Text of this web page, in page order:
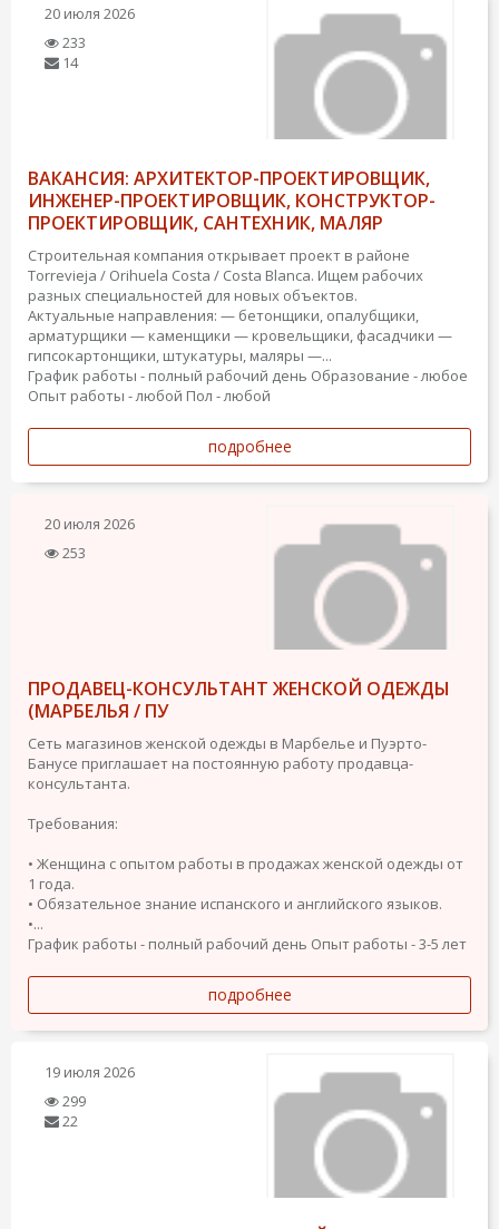
20 июля 2026
233
14
ВАКАНСИЯ: АРХИТЕКТОР-ПРОЕКТИРОВЩИК,
ИНЖЕНЕР-ПРОЕКТИРОВЩИК, КОНСТРУКТОР-
ПРОЕКТИРОВЩИК, САНТЕХНИК, МАЛЯР
Строительная компания открывает проект в районе
Torrevieja / Orihuela Costa / Costa Blanca. Ищем рабочих
разных специальностей для новых объектов.
Актуальные направления: — бетонщики, опалубщики,
арматурщики — каменщики — кровельщики, фасадчики —
гипсокартонщики, штукатуры, маляры —...
График работы - полный рабочий день Образование - любое
Опыт работы - любой Пол - любой
подробнее
20 июля 2026
253
ПРОДАВЕЦ-КОНСУЛЬТАНТ ЖЕНСКОЙ ОДЕЖДЫ
(МАРБЕЛЬЯ / ПУ
Сеть магазинов женской одежды в Марбелье и Пуэрто-
Банусе приглашает на постоянную работу продавца-
консультанта.
Требования:
• Женщина с опытом работы в продажах женской одежды от
1 года.
• Обязательное знание испанского и английского языков.
•...
График работы - полный рабочий день Опыт работы - 3-5 лет
подробнее
19 июля 2026
299
22